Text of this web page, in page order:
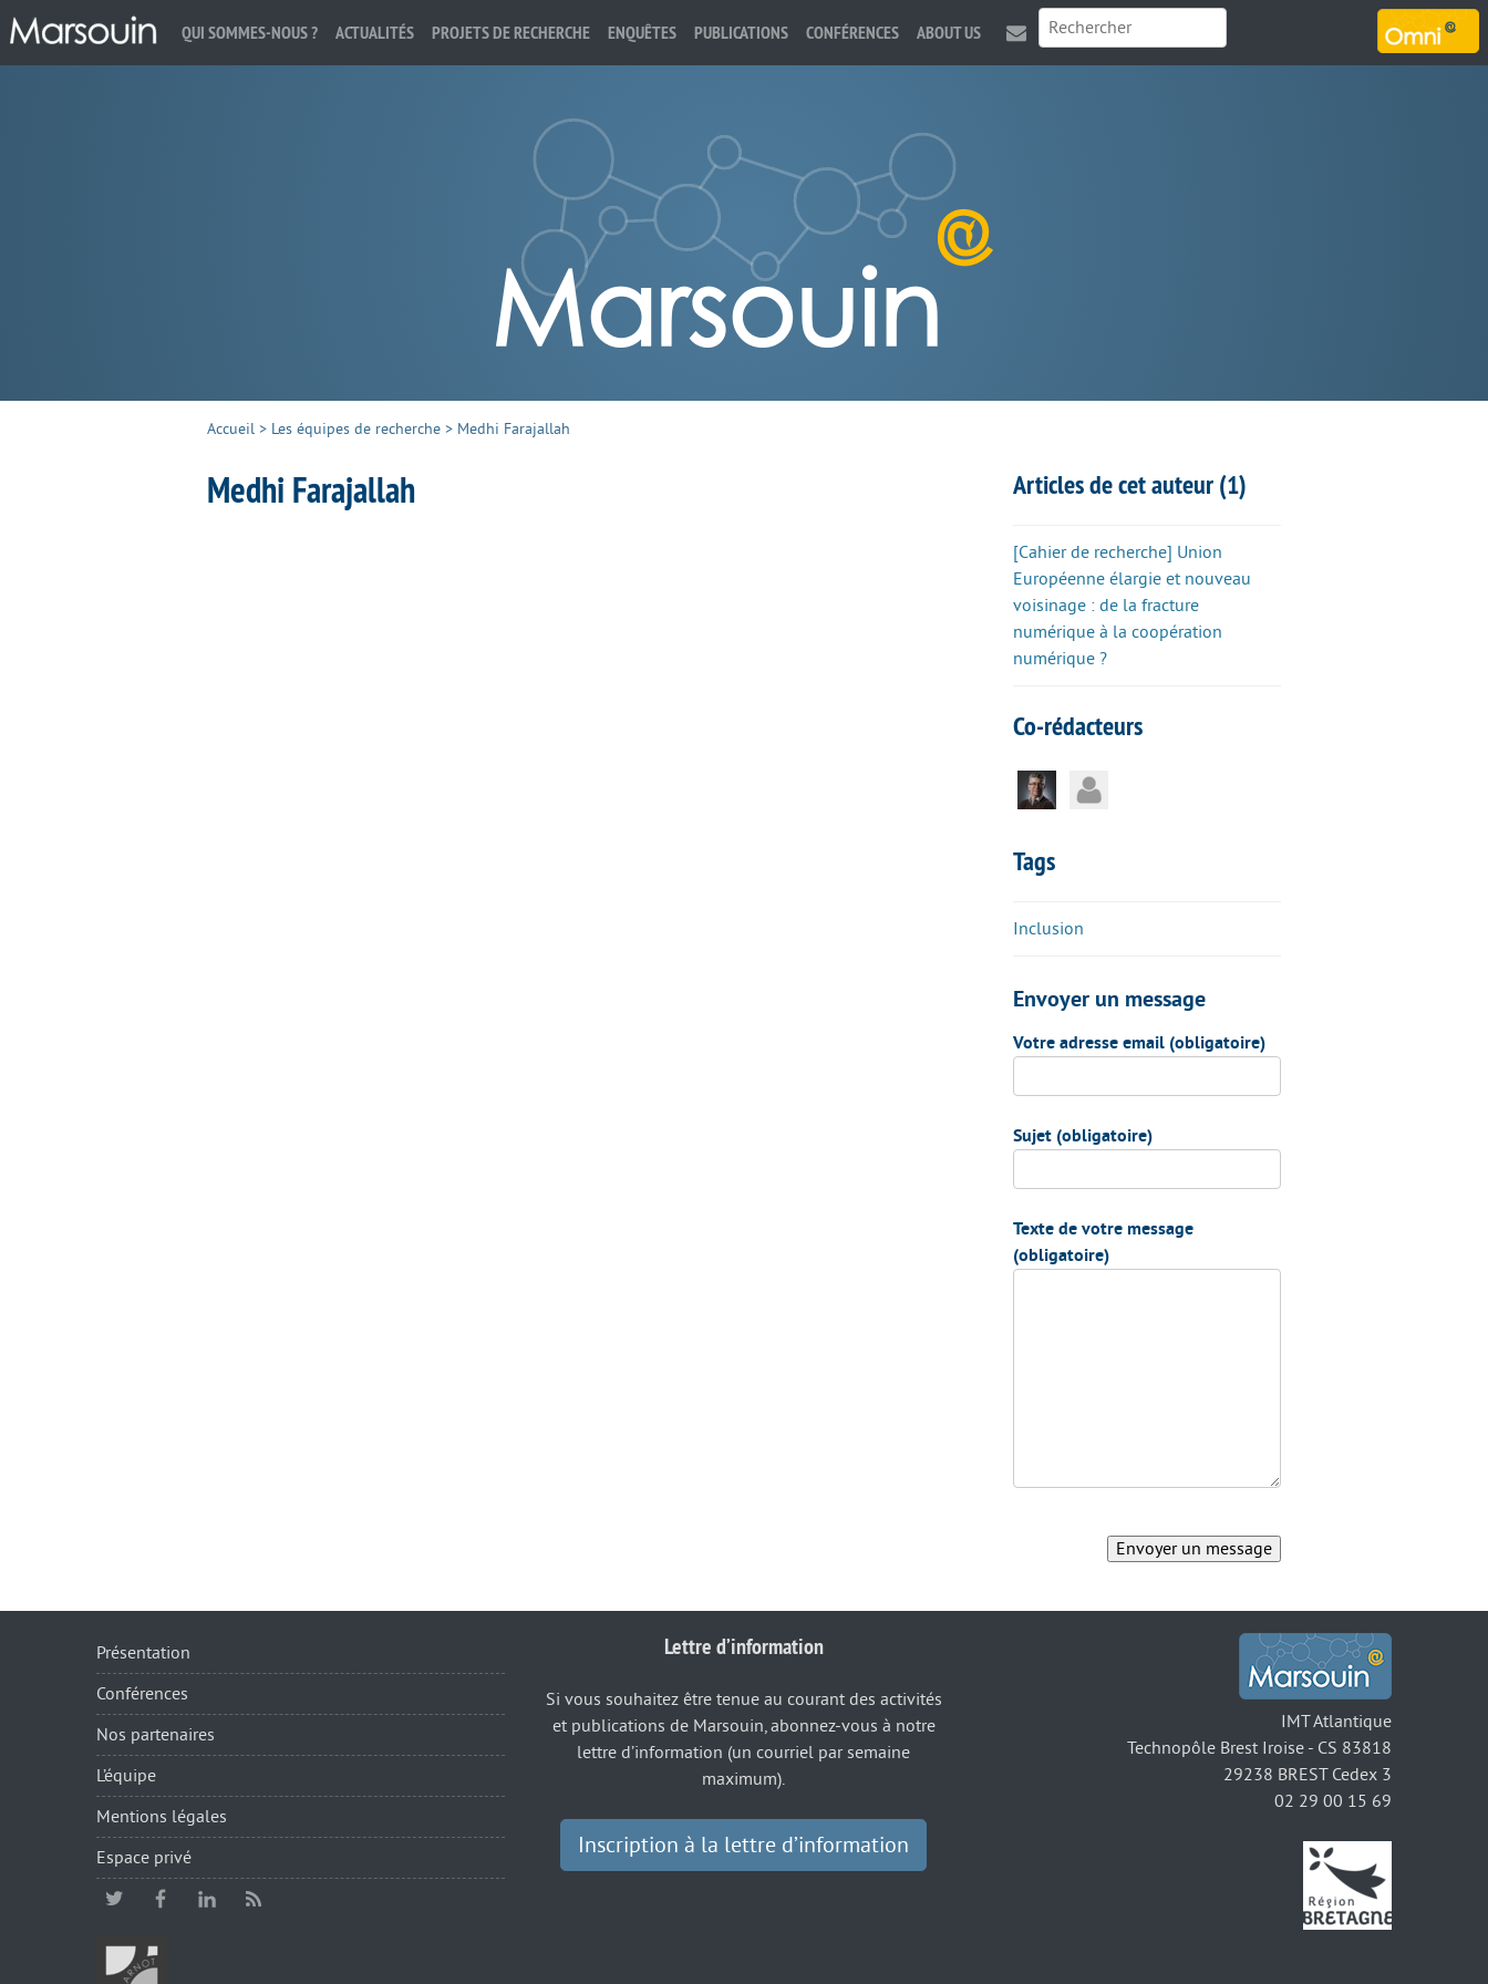
QUI SOMMES-NOUS ? ACTUALITÉS PROJETS DE RECHERCHE ENQUÊTES PUBLICATIONS CONFÉRENCES ABOUT US
Accueil > Les équipes de recherche > Medhi Farajallah
Medhi Farajallah Articles de cet auteur (1)
[Cahier de recherche] Union
Européenne élargie et nouveau
voisinage : de la fracture
numérique à la coopération
numérique ?
Co-rédacteurs
Tags
Inclusion
Envoyer un message
Votre adresse email (obligatoire)
Sujet (obligatoire)
Texte de votre message
(obligatoire)
Présentation
Conférences
Nos partenaires
L’équipe
Mentions légales
Espace privé
Lettre d’information
Si vous souhaitez être tenue au courant des activités
et publications de Marsouin, abonnez-vous à notre
lettre d’information (un courriel par semaine
maximum).
Inscription à la lettre d’information
IMT Atlantique
Technopôle Brest Iroise - CS 83818
29238 BREST Cedex 3
02 29 00 15 69